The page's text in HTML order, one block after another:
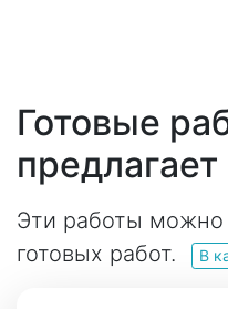
Готовые
Эти работы можно
готовых работ.
В